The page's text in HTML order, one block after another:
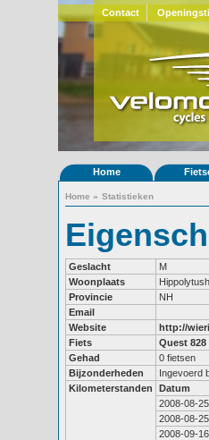
Contact
Home
Home » Statistieken
Geslacht
M
Woonplaats
Provincie
NH
Email
Website
http://
Fiets
Quest 828
Gehad
0 fietsen
Bijzonderheden
Ingevoerd
Kilometerstanden
Datum
2008-08-25
2008-08-25
2008-09-16